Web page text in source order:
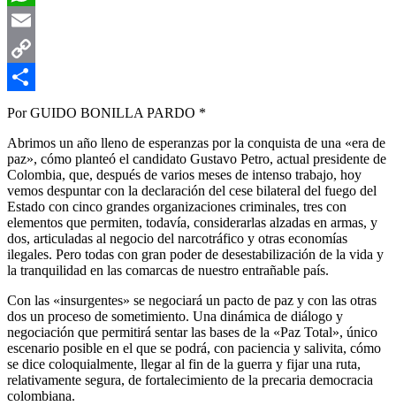
WhatsApp
Email
Copy
Link
Compartir
Por GUIDO BONILLA PARDO *
Abrimos un año lleno de esperanzas por la conquista de una «era de
paz», cómo planteó el candidato Gustavo Petro, actual presidente de
Colombia, que, después de varios meses de intenso trabajo, hoy
vemos despuntar con la declaración del cese bilateral del fuego del
Estado con cinco grandes organizaciones criminales, tres con
elementos que permiten, todavía, considerarlas alzadas en armas, y
dos, articuladas al negocio del narcotráfico y otras economías
ilegales. Pero todas con gran poder de desestabilización de la vida y
la tranquilidad en las comarcas de nuestro entrañable país.
Con las «insurgentes» se negociará un pacto de paz y con las otras
dos un proceso de sometimiento. Una dinámica de diálogo y
negociación que permitirá sentar las bases de la «Paz Total», único
escenario posible en el que se podrá, con paciencia y salivita, cómo
se dice coloquialmente, llegar al fin de la guerra y fijar una ruta,
relativamente segura, de fortalecimiento de la precaria democracia
colombiana.